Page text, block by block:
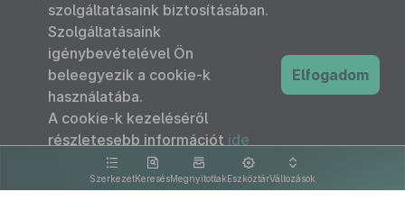
SzerkezetKeresésMegnyitottakEszköztárVáltozások
szolgáltatásaink biztosításában.
Szolgáltatásaink
igénybevételével Ön
beleegyezik a cookie-k
használatába.
A cookie-k kezeléséről
részletesebb információt ide
kattintva olvashat.
Elfogadom